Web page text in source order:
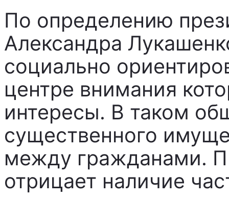
По определению
Александра
социально
центре внимания
интересы. В таком
существенного
между гражданами.
отрицает наличие